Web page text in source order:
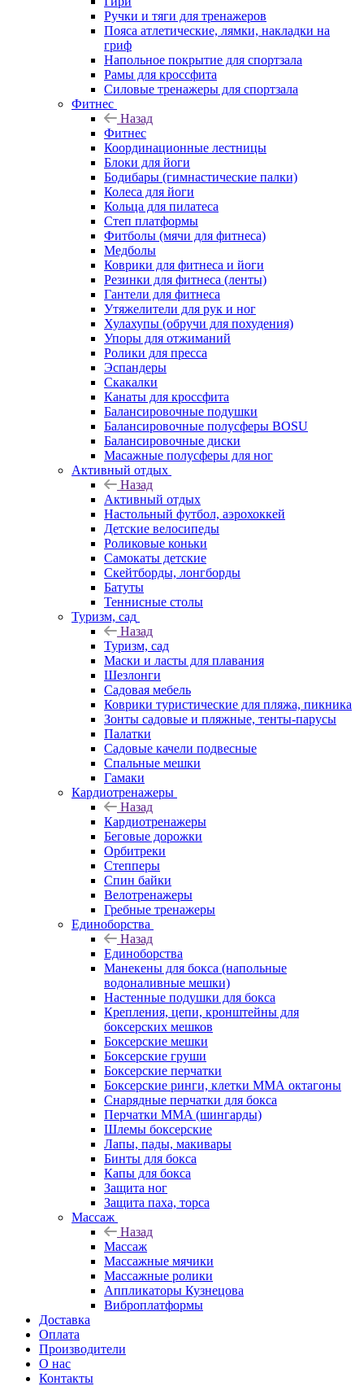
Ручки и тяги для тренажеров
Пояса атлетические, лямки, накладки на
гриф
Напольное покрытие для спортзала
Рамы для кроссфита
Силовые тренажеры для спортзала
Фитнес
Назад
Фитнес
Координационные лестницы
Блоки для йоги
Бодибары (гимнастические палки)
Колеса для йоги
Кольца для пилатеса
Степ платформы
Фитболы (мячи для фитнеса)
Медболы
Коврики для фитнеса и йоги
Резинки для фитнеса (ленты)
Гантели для фитнеса
Утяжелители для рук и ног
Хулахупы (обручи для похудения)
Упоры для отжиманий
Ролики для пресса
Эспандеры
Скакалки
Канаты для кроссфита
Балансировочные подушки
Балансировочные полусферы BOSU
Балансировочные диски
Масажные полусферы для ног
Активный отдых
Назад
Активный отдых
Настольный футбол, аэрохоккей
Детские велосипеды
Роликовые коньки
Самокаты детские
Скейтборды, лонгборды
Батуты
Теннисные столы
Туризм, сад
Назад
Туризм, сад
Маски и ласты для плавания
Шезлонги
Садовая мебель
Коврики туристические для пляжа, пикника
Зонты садовые и пляжные, тенты-парусы
Палатки
Садовые качели подвесные
Спальные мешки
Гамаки
Кардиотренажеры
Назад
Кардиотренажеры
Беговые дорожки
Орбитреки
Степперы
Спин байки
Велотренажеры
Гребные тренажеры
Единоборства
Назад
Единоборства
Манекены для бокса (напольные
водоналивные мешки)
Настенные подушки для бокса
Крепления, цепи, кронштейны для
боксерских мешков
Боксерские мешки
Боксерские груши
Боксерские перчатки
Боксерские ринги, клетки ММА октагоны
Снарядные перчатки для бокса
Перчатки MMA (шингарды)
Шлемы боксерские
Лапы, пады, макивары
Бинты для бокса
Капы для бокса
Защита ног
Защита паха, торса
Массаж
Назад
Массаж
Массажные мячики
Массажные ролики
Аппликаторы Кузнецова
Виброплатформы
Доставка
Оплата
Производители
О нас
Контакты